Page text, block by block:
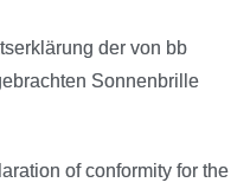
der von bb
Sonnenbrille
of conformity for the